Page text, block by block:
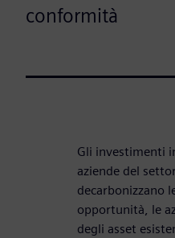
conformità
Gli investimenti
aziende del
decarbonizzano
opportunità, le
degli asset